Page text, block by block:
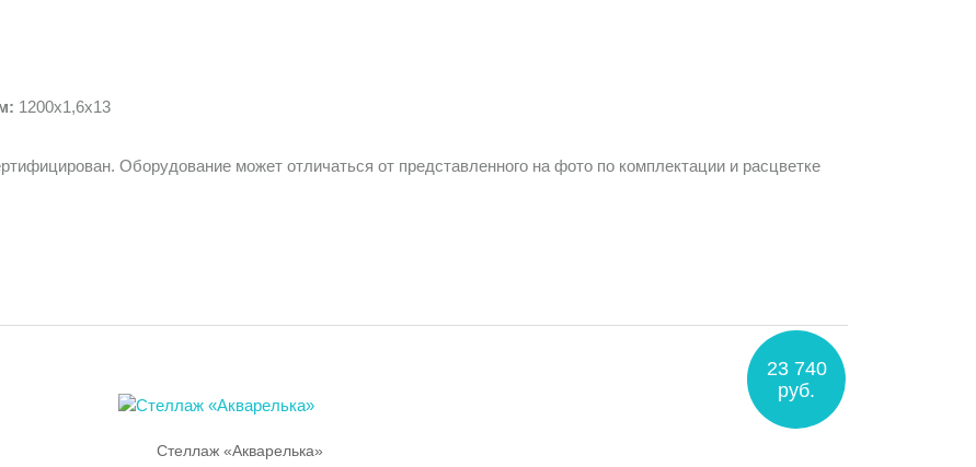
1200х1,6х13
Оборудование может отличаться от представленного на фото по комплектации и расцветке
23 740
руб.
Стеллаж «Акварелька»